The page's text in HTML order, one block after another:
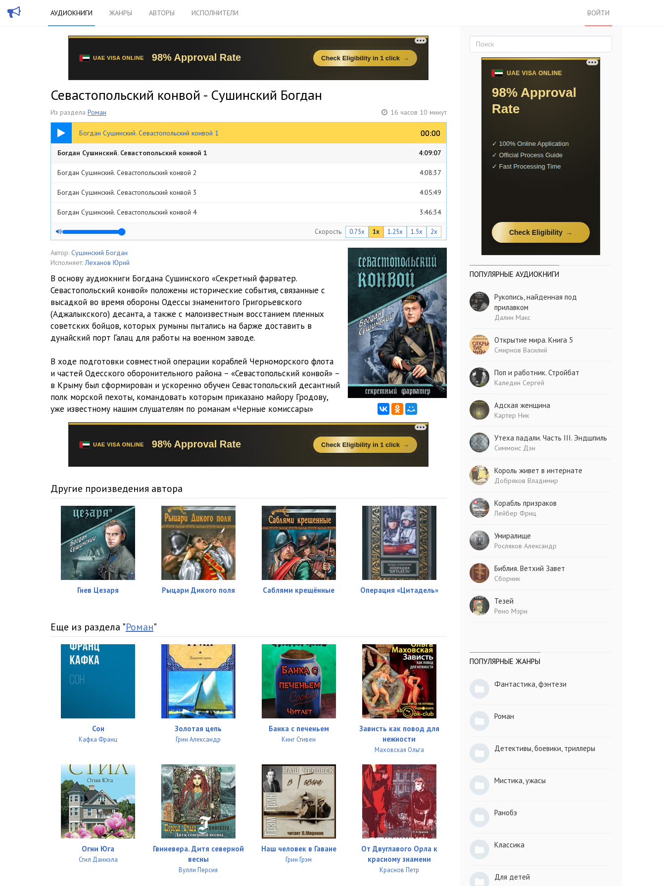
АУДИОКНИГИ ЖАНРЫ АВТОРЫ ИСПОЛНИТЕЛИ ВОЙТИ
Севастопольский конвой - Сушинский Богдан
Из раздела Роман 16 часов 10 минут
Богдан Сушинский. Севастопольский конвой 1 00:00
00:00
4:09:07
Богдан Сушинский. Севастопольский конвой 1 4:09:07
Богдан Сушинский. Севастопольский конвой 2 4:08:37
Богдан Сушинский. Севастопольский конвой 3 4:05:49
Богдан Сушинский. Севастопольский конвой 4 3:46:34
Скорость 0.75x 1x 1.25x 1.5x 2x
Автор: Сушинский Богдан
Исполняет: Леханов Юрий
В основу аудиокниги Богдана Сушинского «Секретный фарватер.
Севастопольский конвой» положены исторические события, связанные с
высадкой во время обороны Одессы знаменитого Григорьевского
(Аджалыкского) десанта, а также с малоизвестным восстанием пленных
советских бойцов, которых румыны пытались на барже доставить в
дунайский порт Галац для работы на военном заводе.
В ходе подготовки совместной операции кораблей Черноморского флота
и частей Одесского оборонительного района – «Севастопольский конвой» –
в Крыму был сформирован и ускоренно обучен Севастопольский десантный
полк морской пехоты, командовать которым приказано майору Гродову,
уже известному нашим слушателям по романам «Черные комиссары»
Другие произведения автора
Гнев Цезаря Рыцари Дикого поля Саблями крещённые Операция «Цитадель»
Еще из раздела "Роман"
Сон
Кафка Франц
Золотая цепь
Грин Александр
Банка с печеньем
Кинг Стивен
Зависть как повод для
нежности
Маховская Ольга
Огни Юга
Стил Даниэла
Гвиневера. Дитя северной
весны
Вулли Персия
Наш человек в Гаване
Грин Грэм
От Двуглавого Орла к
красному знамени
Краснов Петр
ПОПУЛЯРНЫЕ АУДИОКНИГИ
Рукопись, найденная под
прилавком
Далин Макс
Открытие мира. Книга 5
Смирнов Василий
Поп и работник. Стройбат
Каледин Сергей
Адская женщина
Картер Ник
Утеха падали. Часть III. Эндшпиль
Симмонс Дэн
Король живет в интернате
Добряков Владимир
Корабль призраков
Лейбер Фриц
Умиралище
Росляков Александр
Библия. Ветхий Завет
Сборник
Тезей
Рено Мэри
ПОПУЛЯРНЫЕ ЖАНРЫ
Фантастика, фэнтези
Роман
Детективы, боевики, триллеры
Мистика, ужасы
Ранобэ
Классика
Для детей